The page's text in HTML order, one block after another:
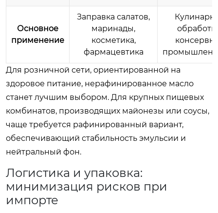
Основное
применение
Заправка салатов,
маринады,
косметика,
фармацевтика
Для розничной сети, ориентированной на
здоровое питание, нерафинированное масло
станет лучшим выбором. Для крупных пищевых
комбинатов, производящих майонезы или соусы,
чаще требуется рафинированный вариант,
обеспечивающий стабильность эмульсии и
нейтральный фон.
Логистика и упаковка:
минимизация рисков при
импорте